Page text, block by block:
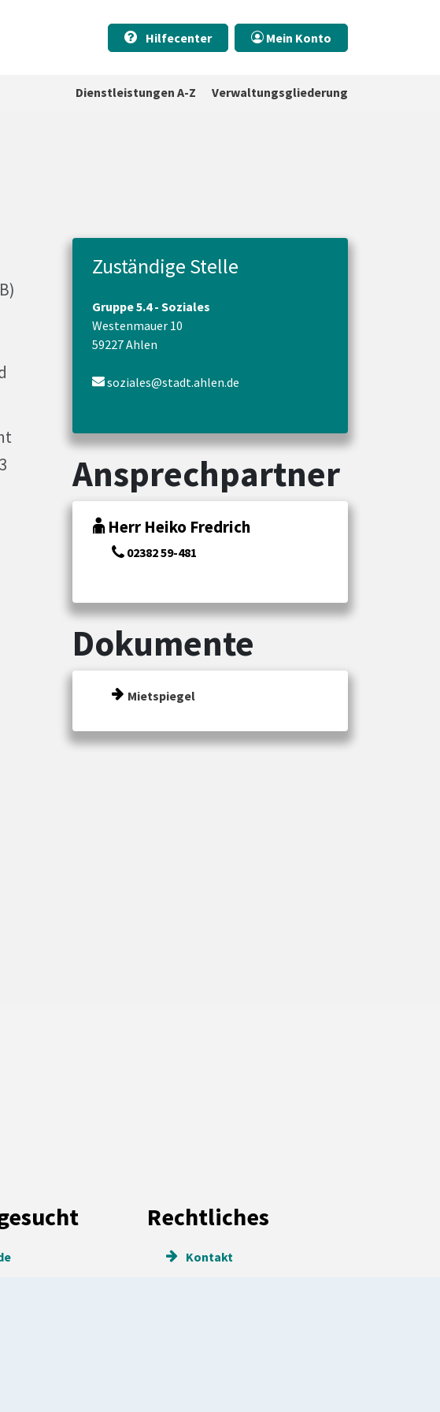
Hilfecenter
Mein Konto
Dienstleistungen A-Z Verwaltungsgliederung
Zuständige Stelle
Gruppe 5.4 - Soziales
Westenmauer 10
59227 Ahlen
soziales@stadt.ahlen.de
Ansprechpartner
Herr Heiko Fredrich
02382 59-481
Dokumente
Mietspiegel
Rechtliches
Kontakt